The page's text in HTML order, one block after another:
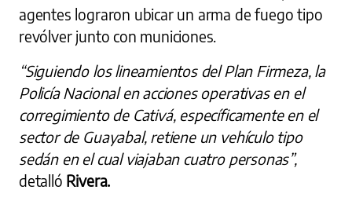
agentes lograron ubicar un arma de fuego tipo
revólver junto con municiones.
“Siguiendo los lineamientos del Plan Firmeza, la
Policía Nacional en acciones operativas en el
corregimiento de Cativá, específicamente en el
sector de Guayabal, retiene un vehículo tipo
sedán en el cual viajaban cuatro personas”,
detalló Rivera.